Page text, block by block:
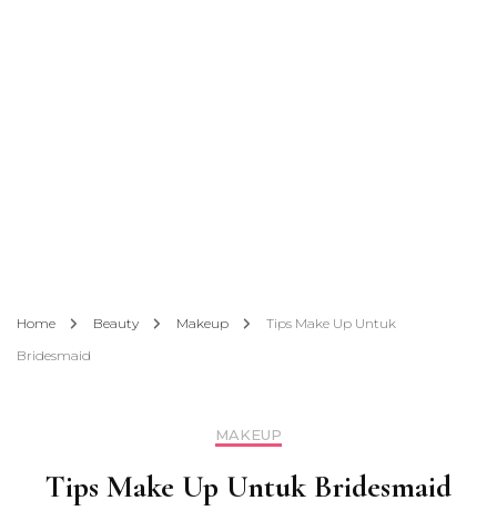
Home Beauty Makeup
Tips Make Up Untuk
Bridesmaid
MAKEUP
Tips Make Up Untuk Bridesmaid